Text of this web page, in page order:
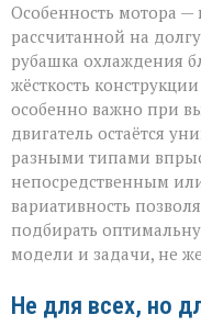
Особенность мотора —
рассчитанной на
рубашка охлаждения
жёсткость
особенно важно при
двигатель остаётся
разными типами
непосредственным
вариативность
подбирать
модели и задачи, не
Не для всех, но